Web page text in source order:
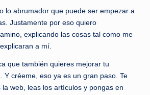
lo abrumador que puede ser empezar a
Justamente por eso quiero
explicando las cosas tal como me
a mí.
que también quieres mejorar tu
Y créeme, eso ya es un gran paso. Te
la web, leas los artículos y pongas en